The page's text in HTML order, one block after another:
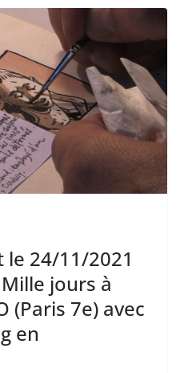
24/11/2021
jours à
(Paris 7e) avec
en